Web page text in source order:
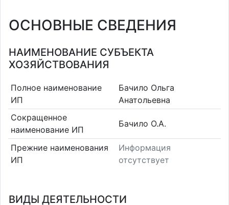
ОСНОВНЫЕ СВЕДЕНИЯ
НАИМЕНОВАНИЕ СУБЪЕКТА
ХОЗЯЙСТВОВАНИЯ
Полное наименование
ИП
Бачило Ольга
Анатольевна
Сокращенное
наименование ИП
Бачило О.А.
Прежние наименования
ИП
Информация
отсутствует
ВИДЫ ДЕЯТЕЛЬНОСТИ